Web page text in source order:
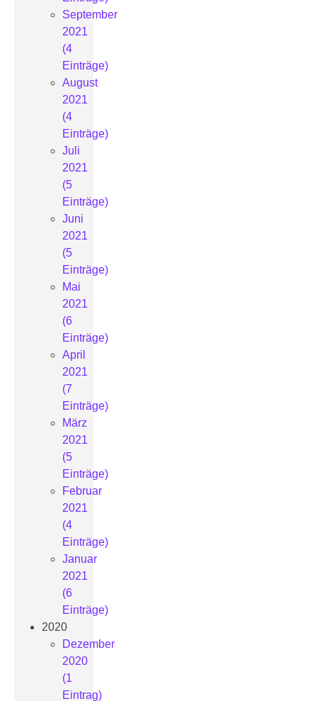
September
2021
(4
Einträge)
August
2021
(4
Einträge)
Juli
2021
(5
Einträge)
Juni
2021
(5
Einträge)
Mai
2021
(6
Einträge)
April
2021
(7
Einträge)
März
2021
(5
Einträge)
Februar
2021
(4
Einträge)
Januar
2021
(6
Einträge)
2020
Dezember
2020
(1
Eintrag)